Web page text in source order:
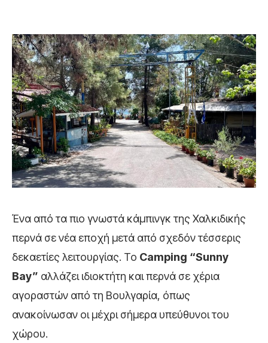
Ένα από τα πιο γνωστά κάμπινγκ της Χαλκιδικής
περνά σε νέα εποχή μετά από σχεδόν τέσσερις
δεκαετίες λειτουργίας. Το Camping “Sunny
Bay” αλλάζει ιδιοκτήτη και περνά σε χέρια
αγοραστών από τη Βουλγαρία, όπως
ανακοίνωσαν οι μέχρι σήμερα υπεύθυνοι του
χώρου.